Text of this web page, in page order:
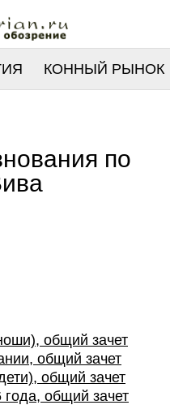
КОННЫЙ РЫНОК
по
общий зачет
общий зачет
общий зачет
общий зачет